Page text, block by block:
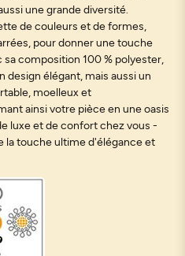
une grande diversité.
de couleurs et de formes,
pour donner une touche
composition 100 % polyester,
élégant, mais aussi un
moelleux et
ainsi votre pièce en une oasis
luxe et de confort chez vous -
la touche ultime d'élégance et